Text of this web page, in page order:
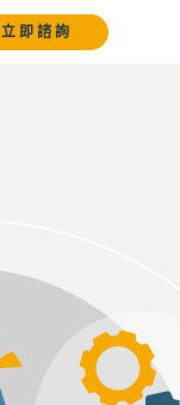
立即諮詢